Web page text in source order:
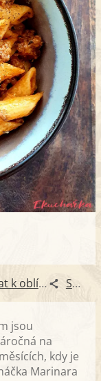
Přidat k oblíbeným Sdílet
jsou
na
kdy je
Marinara